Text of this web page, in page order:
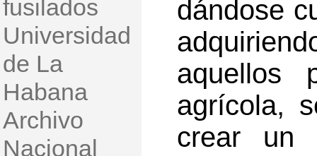
fusilados
Universidad
de La
Habana
Archivo
Nacional
dándose
aquellos
agrícola,
crear un